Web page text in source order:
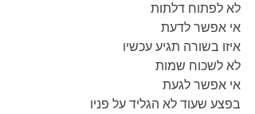
לא לפתוח דלתות
אי אפשר לדעת
איזו בשורה תגיע עכשיו
לא לשכוח שמות
אי אפשר לגעת
בפצע שעוד לא הגליד על פניו